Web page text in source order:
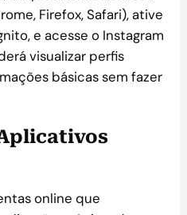
Firefox, Safari), ative
e acesse o Instagram
visualizar perfis
básicas sem fazer
online que